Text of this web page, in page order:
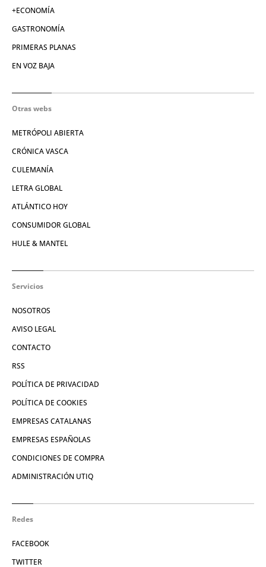
+ECONOMÍA
GASTRONOMÍA
PRIMERAS PLANAS
EN VOZ BAJA
Otras webs
METRÓPOLI ABIERTA
CRÓNICA VASCA
CULEMANÍA
LETRA GLOBAL
ATLÁNTICO HOY
CONSUMIDOR GLOBAL
HULE & MANTEL
Servicios
NOSOTROS
AVISO LEGAL
CONTACTO
RSS
POLÍTICA DE PRIVACIDAD
POLÍTICA DE COOKIES
EMPRESAS CATALANAS
EMPRESAS ESPAÑOLAS
CONDICIONES DE COMPRA
ADMINISTRACIÓN UTIQ
Redes
FACEBOOK
TWITTER